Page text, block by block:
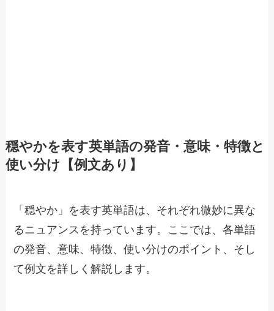
穏やかを表す英単語の発音・意味・特徴と
使い分け【例文あり】
「穏やか」を表す英単語は、それぞれ微妙に異な
るニュアンスを持っています。ここでは、各単語
の発音、意味、特徴、使い分けのポイント、そし
て例文を詳しく解説します。